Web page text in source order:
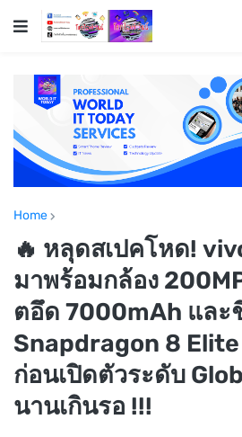
Home
🔥 หลุดสเปคโหด!
มาพร้อมกล้อง
ตอึด 7000mAh และ
Snapdragon 8 Elite
ก่อนเปิดตัวระดับ
นานเกินรอ !!!